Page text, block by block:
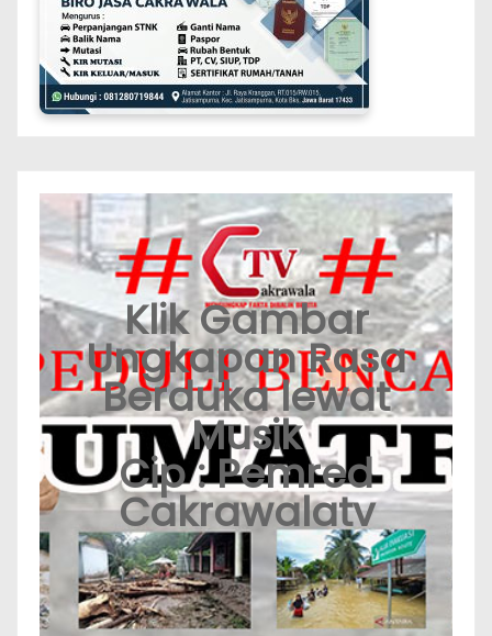
Klik Gambar
Ungkapan Rasa
Berduka lewat
Musik
Cip : Pemred
Cakrawalatv